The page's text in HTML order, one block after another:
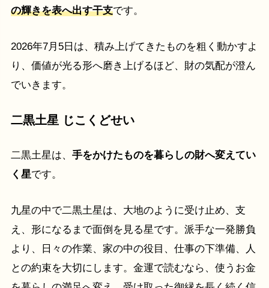
の輝きを表へ出す干支です。
2026年7月5日は、積み上げてきたものを粗く動かすよ
り、価値が光る形へ磨き上げるほど、財の気配が澄ん
でいきます。
二黒土星 じこくどせい
二黒土星は、 手をかけたものを暮らしの財へ変えてい
く星です。
九星の中で二黒土星は、大地のように受け止め、支
え、形になるまで面倒を見る星です。派手な一発勝負
より、日々の作業、家の中の役目、仕事の下準備、人
との約束を大切にします。金運で読むなら、使うお金